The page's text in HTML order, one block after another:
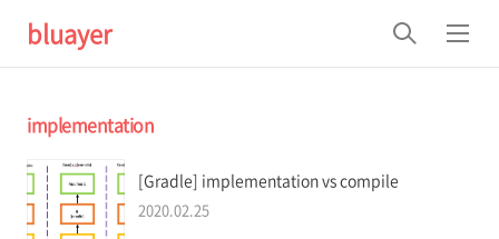
bluayer
검
색
메
뉴
implementation
[Gradle] implementation vs compile
2020.02.25